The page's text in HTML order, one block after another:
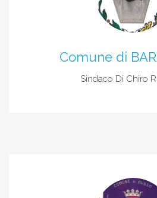
Comune di
Sindaco Di Chiro